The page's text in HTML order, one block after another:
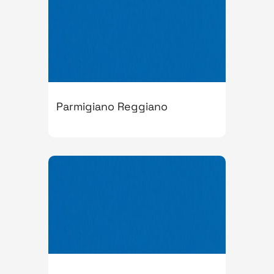
Parmigiano Reggiano